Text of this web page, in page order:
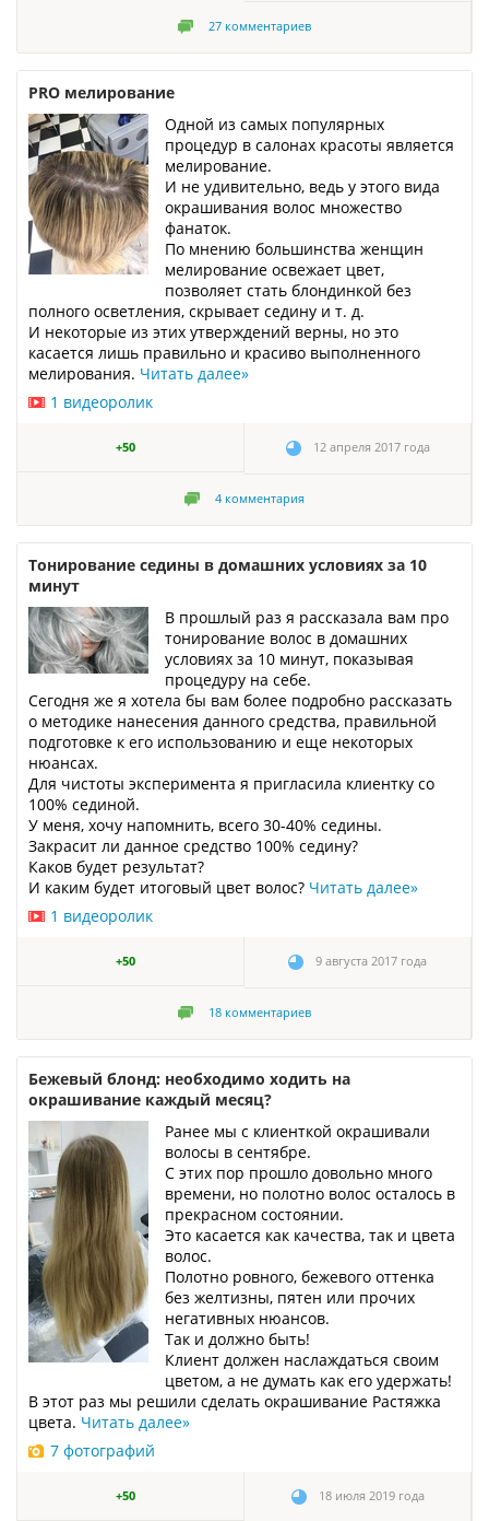
27 комментариев
PRO мелирование
Одной из самых популярных
процедур в салонах красоты является
мелирование.
И не удивительно, ведь у этого вида
окрашивания волос множество
фанаток.
По мнению большинства женщин
мелирование освежает цвет,
позволяет стать блондинкой без
полного осветления, скрывает седину и т. д.
И некоторые из этих утверждений верны, но это
касается лишь правильно и красиво выполненного
мелирования. Читать далее»
1 видеоролик
+50 12 апреля 2017 года
4 комментария
Тонирование седины в домашних условиях за 10
минут
В прошлый раз я рассказала вам про
тонирование волос в домашних
условиях за 10 минут, показывая
процедуру на себе.
Сегодня же я хотела бы вам более подробно рассказать
о методике нанесения данного средства, правильной
подготовке к его использованию и еще некоторых
нюансах.
Для чистоты эксперимента я пригласила клиентку со
100% сединой.
У меня, хочу напомнить, всего 30-40% седины.
Закрасит ли данное средство 100% седину?
Каков будет результат?
И каким будет итоговый цвет волос? Читать далее»
1 видеоролик
+50 9 августа 2017 года
18 комментариев
Бежевый блонд: необходимо ходить на
окрашивание каждый месяц?
Ранее мы с клиенткой окрашивали
волосы в сентябре.
С этих пор прошло довольно много
времени, но полотно волос осталось в
прекрасном состоянии.
Это касается как качества, так и цвета
волос.
Полотно ровного, бежевого оттенка
без желтизны, пятен или прочих
негативных нюансов.
Так и должно быть!
Клиент должен наслаждаться своим
цветом, а не думать как его удержать!
В этот раз мы решили сделать окрашивание Растяжка
цвета. Читать далее»
7 фотографий
+50 18 июля 2019 года